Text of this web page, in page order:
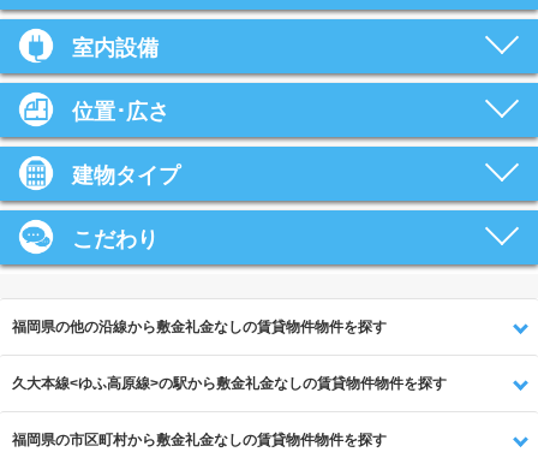
室内設備
位置･広さ
建物タイプ
こだわり
福岡県の他の沿線から敷金礼金なしの賃貸物件物件を探す
久大本線<ゆふ高原線>の駅から敷金礼金なしの賃貸物件物件を探す
福岡県の市区町村から敷金礼金なしの賃貸物件物件を探す